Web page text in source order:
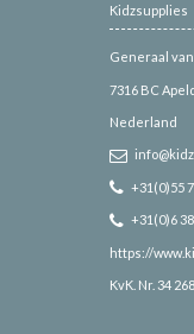
Kidzsupplies
Generaal
7316 BC
Nederland
+31(0)55
+31(0)6
https://
KvK. Nr. 34